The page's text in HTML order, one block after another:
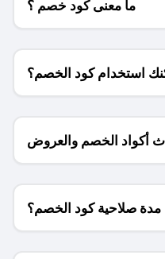
ما معنى كود خصم ؟
استخدام كود الخصم؟
الخصم والعروض
للمتاجر؟
صلاحية كود الخصم؟